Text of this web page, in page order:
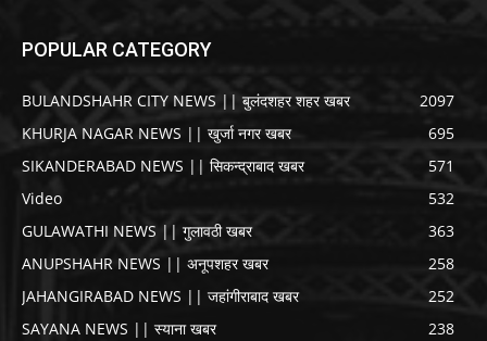
POPULAR CATEGORY
BULANDSHAHR CITY NEWS || बुलंदशहर शहर खबर
2097
KHURJA NAGAR NEWS || खुर्जा नगर खबर
695
SIKANDERABAD NEWS || सिकन्द्राबाद खबर
571
Video
532
GULAWATHI NEWS || गुलावठी खबर
363
ANUPSHAHR NEWS || अनूपशहर खबर
258
JAHANGIRABAD NEWS || जहांगीराबाद खबर
252
SAYANA NEWS || स्याना खबर
238